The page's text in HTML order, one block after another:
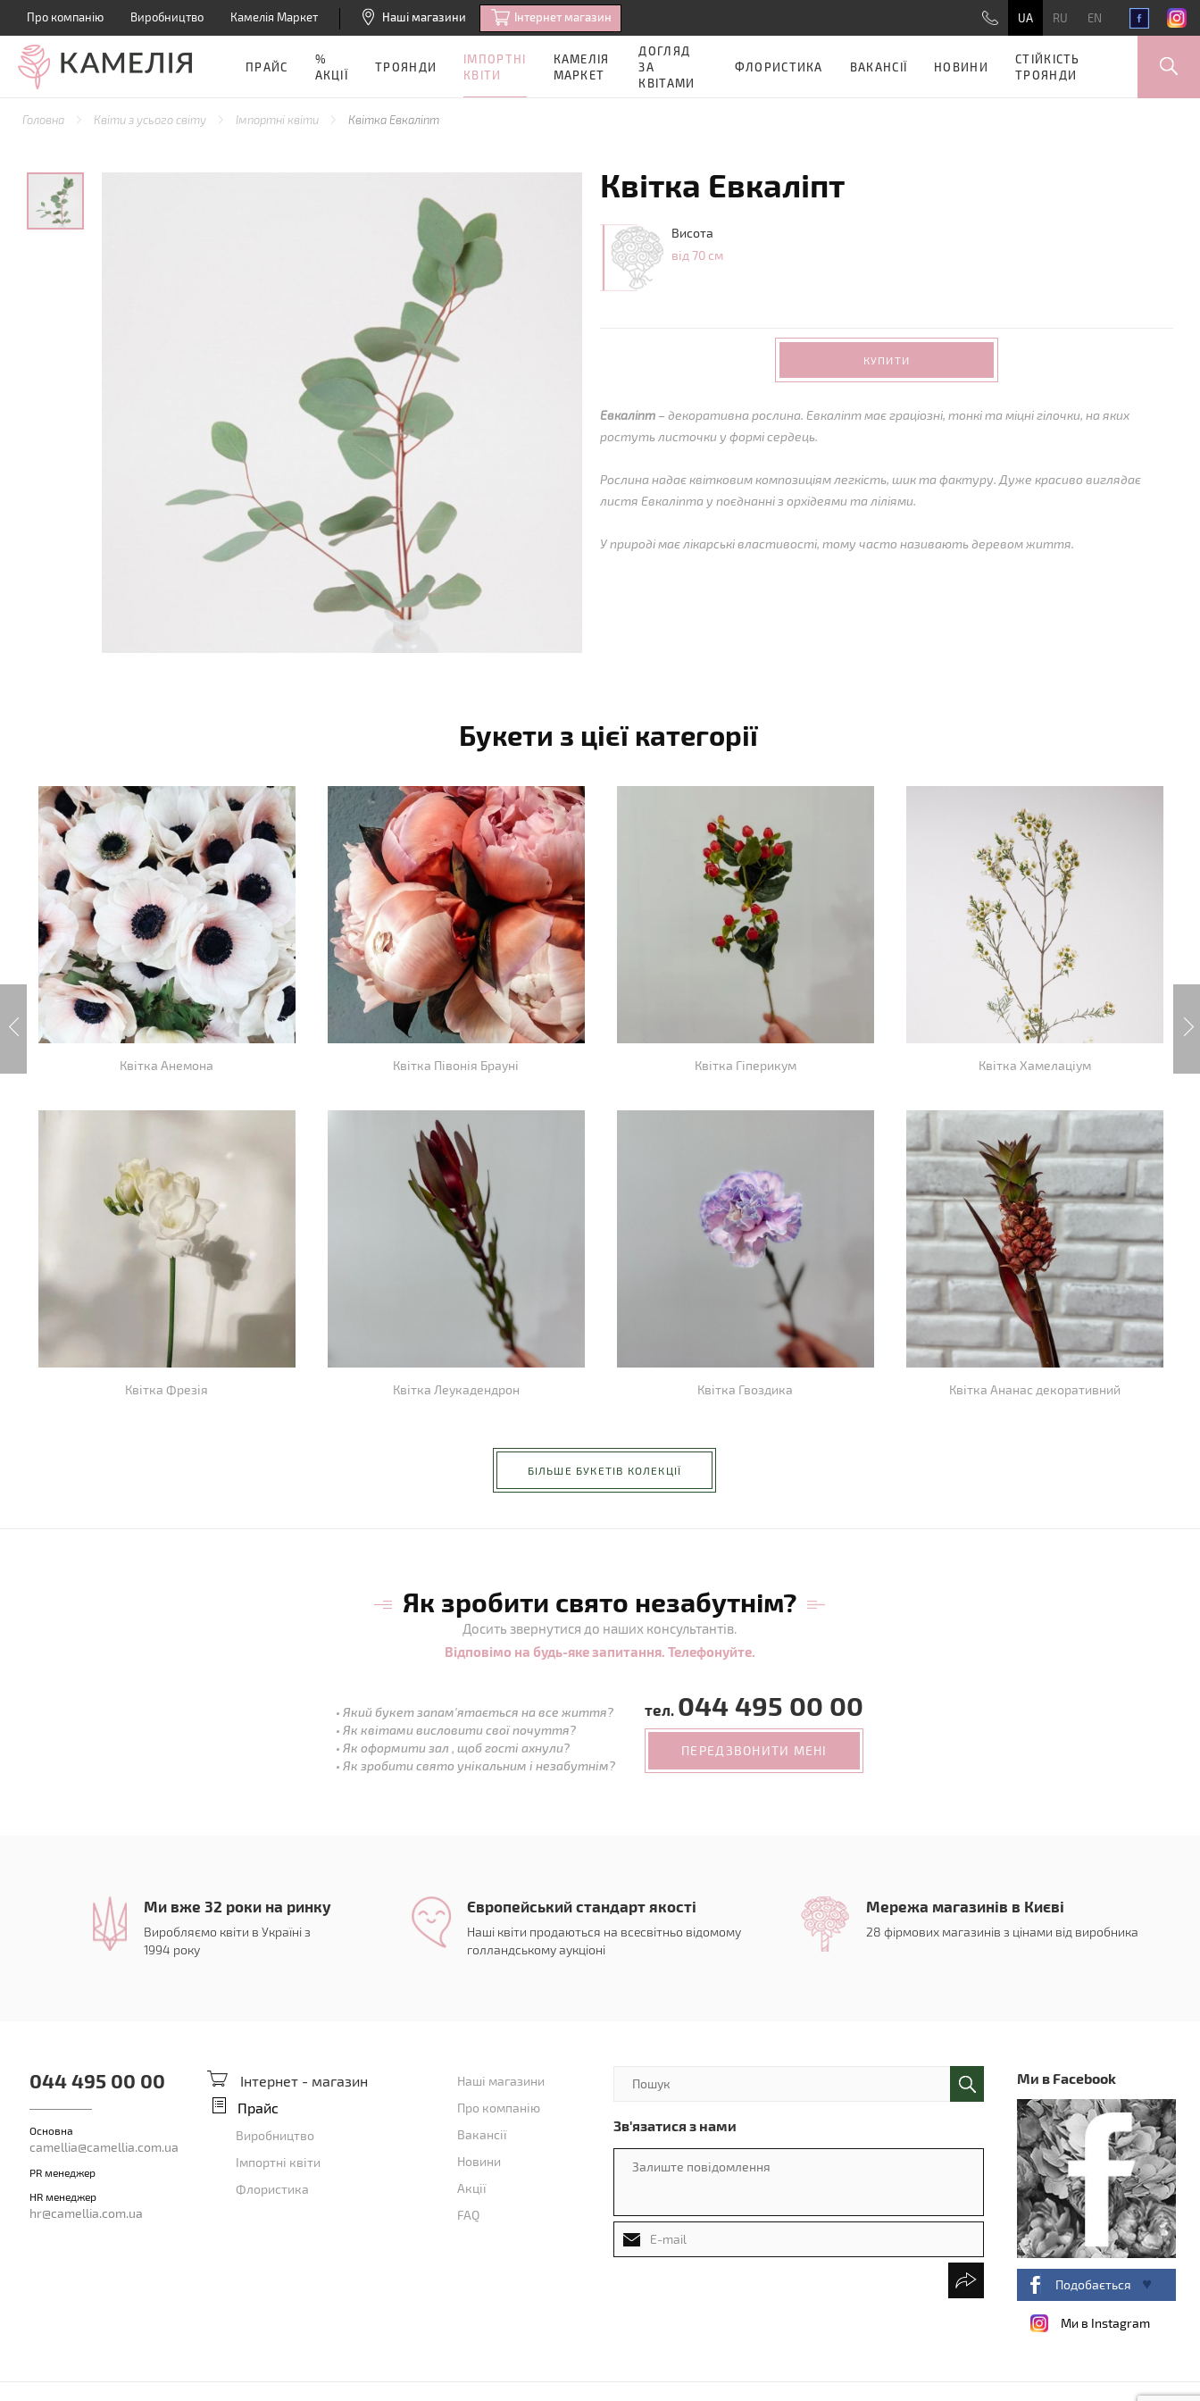
Про компанію Виробництво Камелія Маркет Наші магазини Iнтернет магазин UA RU EN
ПРАЙС
%
АКЦІЇ
ТРОЯНДИ
ІМПОРТНІ
КВІТИ
КАМЕЛІЯ
МАРКЕТ
ДОГЛЯД
ЗА
КВІТАМИ
ФЛОРИСТИКА ВАКАНСІЇ НОВИНИ
СТІЙКІСТЬ
ТРОЯНДИ
Головна Квіти з усього світу Імпортні квіти Квітка Евкаліпт
Квітка Евкаліпт
Висота
від 70 см
КУПИТИ
Евкаліпт– декоративна рослина. Евкаліпт має граціозні, тонкі та міцні гілочки, на яких
ростуть листочки у формі сердець.
Рослина надає квітковим композиціям легкість, шик та фактуру. Дуже красиво виглядає
листя Евкаліпта у поєднанні з орхідеями та ліліями.
У природі має лікарські властивості, тому часто називають деревом життя.
Букети з цієї категорії
Квітка Анемона Квітка Півонія Брауні Квітка Гіперикум Квітка Хамелаціум
Квітка Фрезія Квітка Леукадендрон Квітка Гвоздика Квітка Ананас декоративний
БІЛЬШЕ БУКЕТІВ КОЛЕКЦІЇ
Як зробити свято незабутнім?
Досить звернутися до наших консультантів.
Відповімо на будь-яке запитання. Телефонуйте.
Який букет запам'ятається на все життя?
Як квітами висловити свої почуття?
Як оформити зал , щоб гості ахнули?
Як зробити свято унікальним і незабутнім?
тел. 044 495 00 00
ПЕРЕДЗВОНИТИ МЕНІ
Ми вже 32 роки на ринку
Виробляємо квіти в Україні з
1994 року
Європейський стандарт якості
Наші квіти продаються на всесвітньо відомому
голландському аукціоні
Мережа магазинів в Києві
28 фірмових магазинів з цінами від виробника
044 495 00 00
Основна
camellia@camellia.com.ua
PR менеджер
HR менеджер
hr@camellia.com.ua
Інтернет - магазин
Прайс
Виробництво
Імпортні квіти
Флористика
Наші магазини
Про компанію
Вакансії
Новини
Акції
FAQ
Зв'язатися з нами
Ми в Facebook
Подобається
Ми в Instagram